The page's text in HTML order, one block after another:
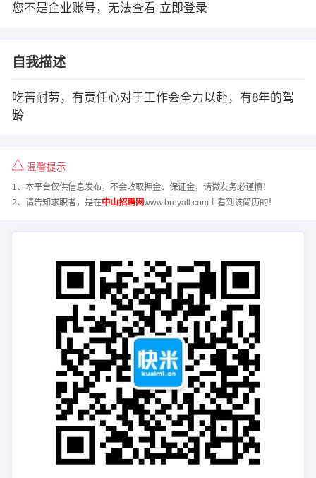
您不是企业账号，无法查看 立即登录
自我描述
吃苦耐劳，有责任心对于工作会全力以赴，有8年的驾
龄
温馨提示
1、本平台仅供信息发布，不会收取押金、保证金，请微友务必谨慎！
2、请告知求职者，是在中山招聘网www.breyall.com上看到该简历的！